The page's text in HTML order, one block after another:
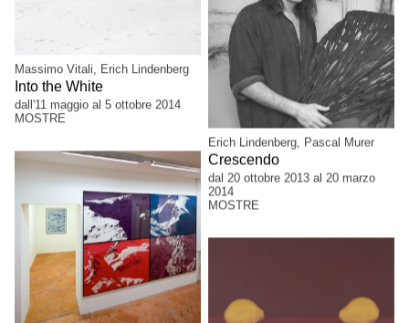
Massimo Vitali, Erich Lindenberg
Into the White
dall'11 maggio al 5 ottobre 2014
MOSTRE
Erich Lindenberg, Pascal Murer
Crescendo
dal 20 ottobre 2013 al 20 marzo
2014
MOSTRE